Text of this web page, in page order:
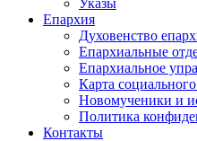
Указы
Епархия
Духовенство
Епархиальные
Епархиальное
Карта
Новомученики и
Политика
Контакты